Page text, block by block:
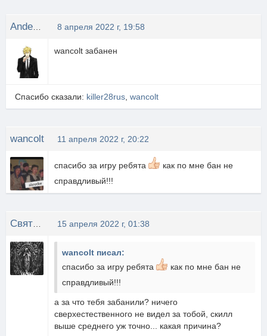
8 апреля 2022 г, 19:58
wancolt забанен
Спасибо сказали: killer28rus wancolt
wancolt 11 апреля 2022 г, 20:22
спасибо за игру ребята
как по мне бан не
справдливый!!!
15 апреля 2022 г, 01:38
wancolt писал:
спасибо за игру ребята
как по мне бан не
справдливый!!!
а за что тебя забанили? ничего
сверхестественного не видел за тобой, скилл
выше среднего уж точно... какая причина?